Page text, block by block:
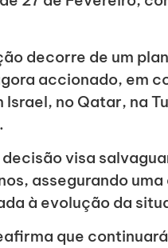
decorre de um
accionado, em
no Qatar, na
visa
assegurando
à evolução da
que